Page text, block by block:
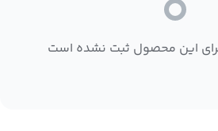
این محصول ثبت نشده است